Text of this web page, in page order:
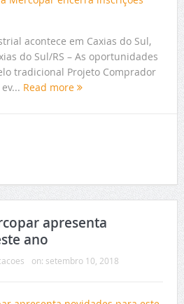
acontece em Caxias do Sul,
do Sul/RS – As oportunidades
tradicional Projeto Comprador
Read more
apresenta
ano
on: setembro 10, 2018